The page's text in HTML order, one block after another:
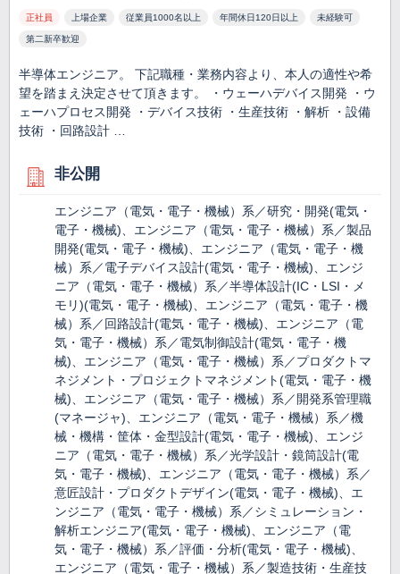
正社員 上場企業 従業員1000名以上 年間休日120日以上 未経験可
第二新卒歓迎
半導体エンジニア。 下記職種・業務内容より、本人の適性や希
望を踏まえ決定させて頂きます。 ・ウェーハデバイス開発 ・ウ
ェーハプロセス開発 ・デバイス技術 ・生産技術 ・解析 ・設備
技術 ・回路設計 …
非公開
エンジニア（電気・電子・機械）系／研究・開発(電気・
電子・機械)、エンジニア（電気・電子・機械）系／製品
開発(電気・電子・機械)、エンジニア（電気・電子・機
械）系／電子デバイス設計(電気・電子・機械)、エンジ
ニア（電気・電子・機械）系／半導体設計(IC・LSI・メ
モリ)(電気・電子・機械)、エンジニア（電気・電子・機
械）系／回路設計(電気・電子・機械)、エンジニア（電
気・電子・機械）系／電気制御設計(電気・電子・機
械)、エンジニア（電気・電子・機械）系／プロダクトマ
ネジメント・プロジェクトマネジメント(電気・電子・機
械)、エンジニア（電気・電子・機械）系／開発系管理職
(マネージャ)、エンジニア（電気・電子・機械）系／機
械・機構・筐体・金型設計(電気・電子・機械)、エンジ
ニア（電気・電子・機械）系／光学設計・鏡筒設計(電
気・電子・機械)、エンジニア（電気・電子・機械）系／
意匠設計・プロダクトデザイン(電気・電子・機械)、エ
ンジニア（電気・電子・機械）系／シミュレーション・
解析エンジニア(電気・電子・機械)、エンジニア（電
気・電子・機械）系／評価・分析(電気・電子・機械)、
エンジニア（電気・電子・機械）系／製造技術・生産技